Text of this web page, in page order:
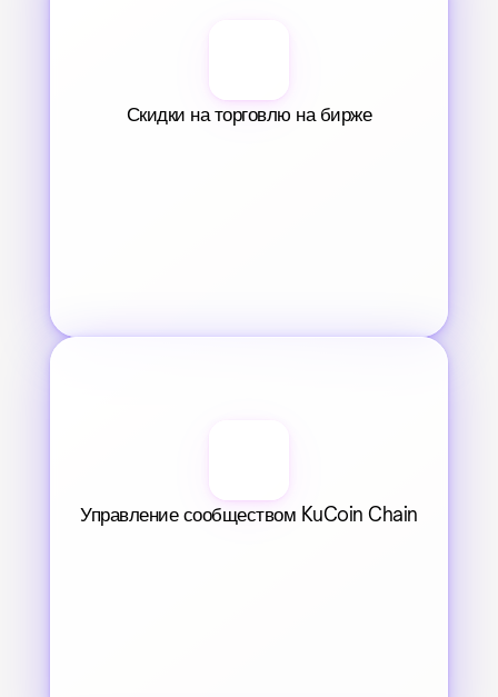
Скидки на торговлю на бирже
Управление сообществом KuCoin Chain